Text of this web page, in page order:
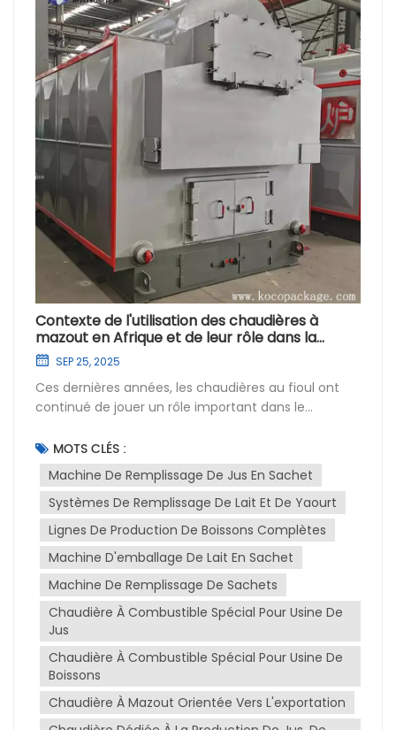
Contexte de l'utilisation des chaudières à
mazout en Afrique et de leur rôle dans la
production de boissons
SEP 25, 2025
Ces dernières années, les chaudières au fioul ont
continué de jouer un rôle important dans le
dans le secteur agroalimentaire. Face à la demande
croissante d'eau en bouteille, de produits laitiers, de
jus de fruits et d'aliments emballés sur le continent,
le besoin de sources d'énergie stables et efficaces
pour soutenir les activités de production est devenu
primordial. Bien que les chaudières au fioul soient
traditionnellement abordées dans le contexte de la
production d'électricité ou des systèmes de
chauffage autonomes, leur véritable valeur se
révèle souvent lorsqu'elles sont intégrées à des
réseaux de chauffage urbain. Machine de
remplissage de sachets de jus, les lignes de
conditionnement et les systèmes de production
complets. Dans de nombreuses installations de
production, la vapeur produite par ces chaudières
MOTS CLÉS :
Machine De Remplissage De Jus En Sachet
Systèmes De Remplissage De Lait Et De Yaourt
Lignes De Production De Boissons Complètes
Machine D'emballage De Lait En Sachet
Machine De Remplissage De Sachets
Chaudière À Combustible Spécial Pour Usine De
Jus
Chaudière À Combustible Spécial Pour Usine De
Boissons
Chaudière À Mazout Orientée Vers L'exportation